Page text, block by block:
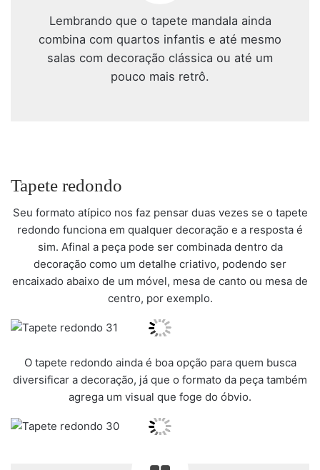
Lembrando que o tapete mandala ainda
combina com quartos infantis e até mesmo
salas com decoração clássica ou até um
pouco mais retrô.
Tapete redondo
Seu formato atípico nos faz pensar duas vezes se o tapete
redondo funciona em qualquer decoração e a resposta é
sim. Afinal a peça pode ser combinada dentro da
decoração como um detalhe criativo, podendo ser
encaixado abaixo de um móvel, mesa de canto ou mesa de
centro, por exemplo.
O tapete redondo ainda é boa opção para quem busca
diversificar a decoração, já que o formato da peça também
agrega um visual que foge do óbvio.